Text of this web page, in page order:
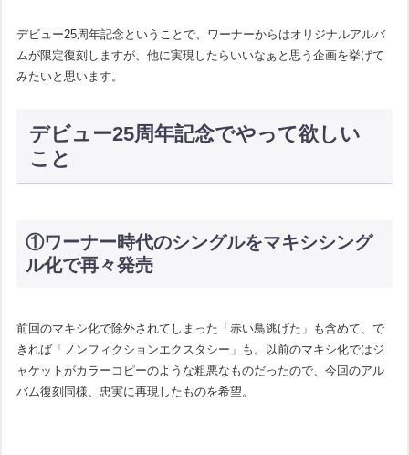
デビュー25周年記念ということで、ワーナーからはオリジナルアルバ
ムが限定復刻しますが、他に実現したらいいなぁと思う企画を挙げて
みたいと思います。
デビュー25周年記念でやって欲しい
こと
①ワーナー時代のシングルをマキシシング
ル化で再々発売
前回のマキシ化で除外されてしまった「赤い鳥逃げた」も含めて、で
きれば「ノンフィクションエクスタシー」も。以前のマキシ化ではジ
ャケットがカラーコピーのような粗悪なものだったので、今回のアル
バム復刻同様、忠実に再現したものを希望。